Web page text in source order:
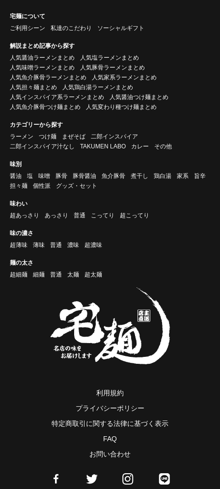
宅麺について
ご利用シーン
私達のこだわり ソーシャルギフト
解説まとめ記事から探す
人気醤油ラーメンまとめ
人気塩ラーメンまとめ
人気味噌ラーメンまとめ
人気豚骨ラーメンまとめ
人気魚介豚骨ラーメンまとめ
人気家系ラーメンまとめ
人気担々麺まとめ
人気鶏白湯ラーメンまとめ
人気インスパイア系ラーメンまとめ
人気醤油つけ麺まとめ
人気魚介豚骨つけ麺まとめ
人気変わり種つけ麺まとめ
カテゴリーから探す
ラーメン
つけ麺 まぜそば
二郎インスパイア
二郎インスパイア汁なし
TAKUMEN LABO カレー その他
味別
醤油
塩 味噌 豚骨 豚骨醤油 魚介豚骨 煮干し 鶏白湯 家系
旨辛
担々麺
個性派 グッズ・セット
味わい
超あっさり
あっさり 普通 こってり 超こってり
味の濃さ
超薄味
薄味 普通 濃味 超濃味
麺の太さ
超細麺
細麺 普通 太麺 超太麺
利用規約
プライバシーポリシー
特定商取引に関する法律に基づく表示
FAQ
お問い合わせ